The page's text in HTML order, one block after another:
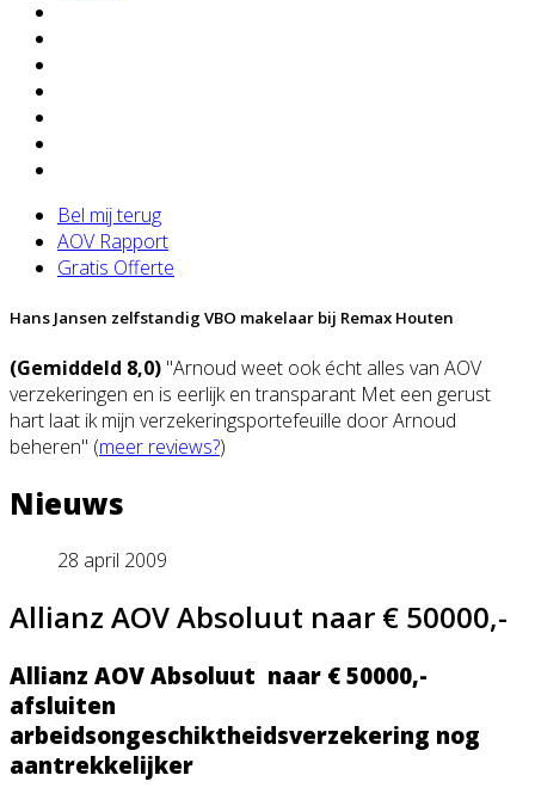
Bel mij terug
AOV Rapport
Gratis Offerte
Hans Jansen zelfstandig VBO makelaar bij Remax Houten
(Gemiddeld 8,0) "Arnoud weet ook écht alles van AOV
verzekeringen en is eerlijk en transparant Met een gerust
hart laat ik mijn verzekeringsportefeuille door Arnoud
beheren" (meer reviews?)
Nieuws
28 april 2009
Allianz AOV Absoluut naar € 50000,-
Allianz AOV Absoluut naar € 50000,-
afsluiten
arbeidsongeschiktheidsverzekering nog
aantrekkelijker